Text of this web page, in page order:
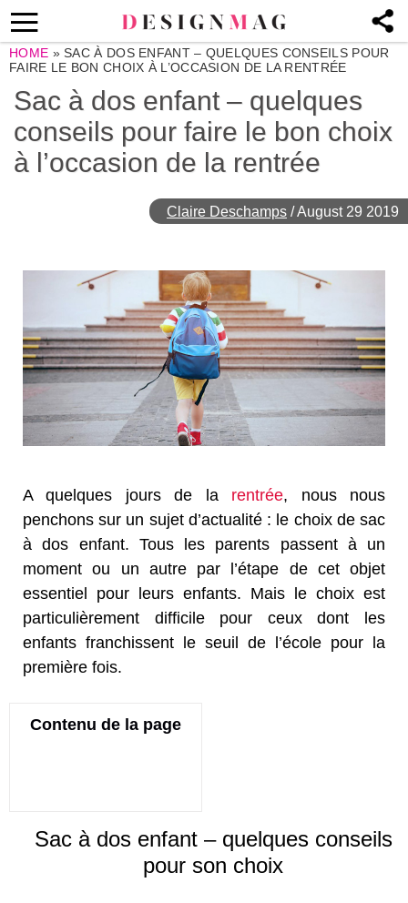
HOME »SAC À DOS ENFANT – QUELQUES CONSEILS POUR
FAIRE LE BON CHOIX À L’OCCASION DE LA RENTRÉE
Sac à dos enfant – quelques
conseils pour faire le bon choix
à l’occasion de la rentrée
Claire Deschamps /August 29 2019
A quelques jours de la rentrée, nous nous
penchons sur un sujet d’actualité : le choix de sac
à dos enfant. Tous les parents passent à un
moment ou un autre par l’étape de cet objet
essentiel pour leurs enfants. Mais le choix est
particulièrement difficile pour ceux dont les
enfants franchissent le seuil de l’école pour la
première fois.
Contenu de la page
Sac à dos enfant – quelques conseils
pour son choix